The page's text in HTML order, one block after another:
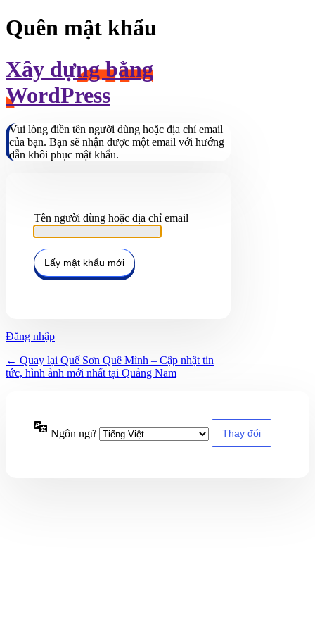
Quên mật khẩu
Xây dựng bằng
WordPress
Vui lòng điền tên người dùng hoặc địa chỉ email
của bạn. Bạn sẽ nhận được một email với hướng
dẫn khôi phục mật khẩu.
Tên người dùng hoặc địa chỉ email
Đăng nhập
← Quay lại Quế Sơn Quê Mình – Cập nhật tin
tức, hình ảnh mới nhất tại Quảng Nam
Ngôn ngữ